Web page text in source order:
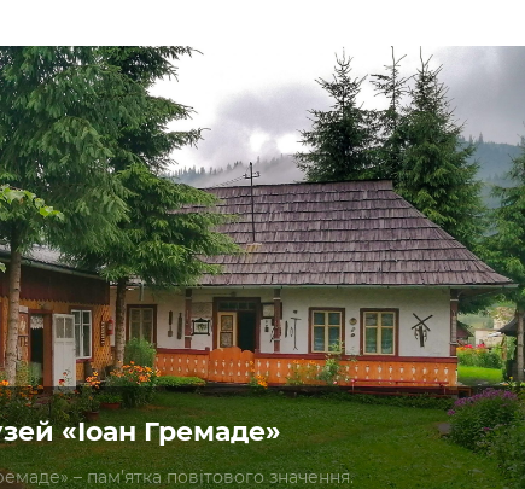
«Іоан Гремаде»
– пам’ятка повітового значення.